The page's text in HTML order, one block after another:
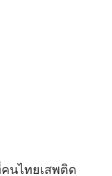
คนไทยเสพติด